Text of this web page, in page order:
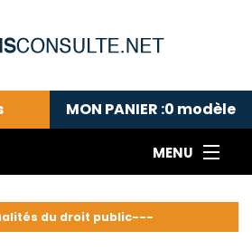
MON PANIER :0 modèle
MENU
---Actualités du droit public---
Droit pénal---
du droit public---